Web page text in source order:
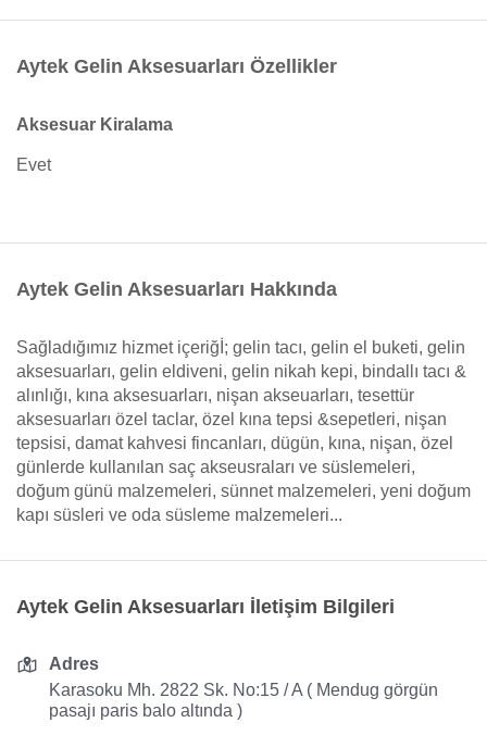
Aytek Gelin Aksesuarları Özellikler
Aksesuar Kiralama
Evet
Aytek Gelin Aksesuarları Hakkında
Sağladığımız hizmet içeriğİ; gelin tacı, gelin el buketi, gelin
aksesuarları, gelin eldiveni, gelin nikah kepi, bindallı tacı &
alınlığı, kına aksesuarları, nişan akseuarları, tesettür
aksesuarları özel taclar, özel kına tepsi &sepetleri, nişan
tepsisi, damat kahvesi fincanları, dügün, kına, nişan, özel
günlerde kullanılan saç akseusraları ve süslemeleri,
doğum günü malzemeleri, sünnet malzemeleri, yeni doğum
kapı süsleri ve oda süsleme malzemeleri...
Aytek Gelin Aksesuarları İletişim Bilgileri
Adres
Karasoku Mh. 2822 Sk. No:15 / A ( Mendug görgün
pasajı paris balo altında )